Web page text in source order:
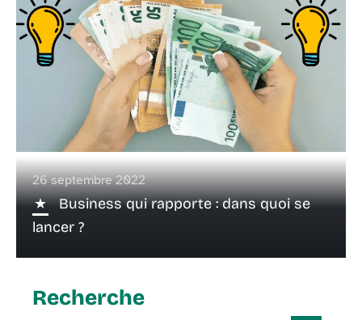
26 septembre 2022
Business qui rapporte : dans quoi se
lancer ?
Recherche